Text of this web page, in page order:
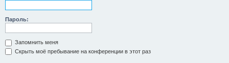
Пароль:
Запомнить меня
Скрыть моё пребывание на конференции в этот раз